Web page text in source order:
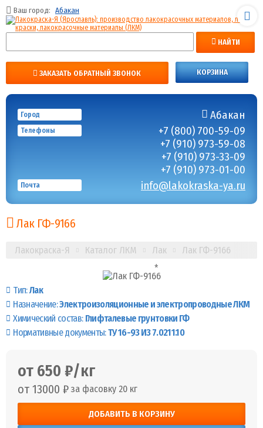
Ваш город: Абакан
НАЙТИ
ЗАКАЗАТЬ ОБРАТНЫЙ ЗВОНОК КОРЗИНА
Город Абакан
Телефоны
+7 (800) 700-59-09
+7 (910) 973-59-08
+7 (910) 973-33-09
+7 (910) 973-01-00
Почта info@lakokraska-ya.ru
Лак ГФ-9166
Лакокраска-Я Каталог ЛКМ Лак Лак ГФ-9166
Тип:Лак
Назначение:Электроизоляционные и электропроводные ЛКМ
Химический состав: Глифталевые грунтовки ГФ
Нормативные документы:ТУ 16-93 И3 7.0211.10
от 650 ₽/кг
от 13000 ₽ за фасовку 20 кг
ДОБАВИТЬ В КОРЗИНУ